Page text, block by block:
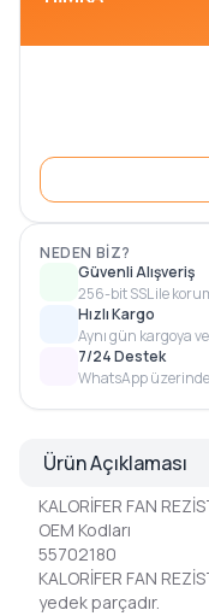
NEDEN BIZ?
Güvenli Alışveriş
256-bit SSL ile
Hızlı Kargo
Aynı gün kargoya
7/24 Destek
WhatsApp
Ürün Açıklaması
KALORİFER FAN
OEM Kodları
55702180
KALORİFER FAN
yedek parçadır.